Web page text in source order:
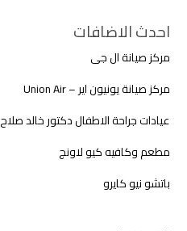
احدث الاضافات
مركز صيانة ال جى
مركز صيانة يونيون اير – Union Air
عيادات جراحة الاطفال دكتور خالد صلاح
مطعم وكافيه كيو لاونج
باتشو نيو كايرو